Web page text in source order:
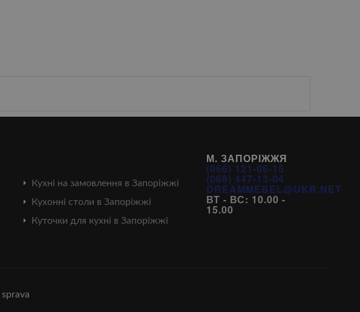
Кухні на замовлення в Запоріжжі
Кухонні столи в Запоріжжі
Куточки для кухні в Запоріжжі
М. ЗАПОРІЖЖЯ
(066) 121-06-15
(068) 447-13-04
DREAMMEBEL@UKR.NET
ВТ - ВС: 10.00 -
15.00
sprava